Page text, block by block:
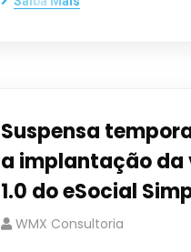
Suspensa
a implantação da
1.0 do eSocial
WMX Consultoria